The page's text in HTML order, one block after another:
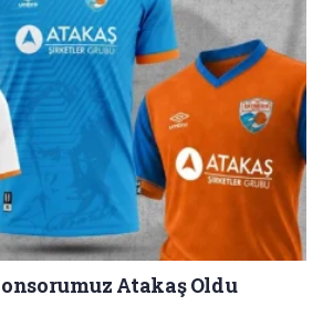
Atakaş Oldu